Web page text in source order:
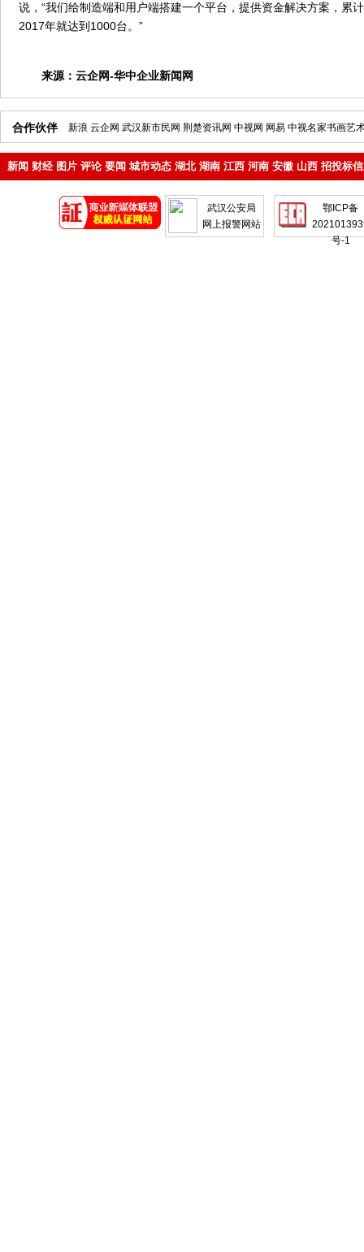
说，“我们给制造端和用户端搭建一个平台，提供资金解决方案，累
2017年就达到1000台。”
来源： 云企网-华中企业新闻网
合作伙伴 新浪 云企网 武汉新市民网 荆楚资讯网 中视网 网易 中视名家书画艺
新闻 财经 图片 评论 要闻 城市动态 湖北 湖南 江西 河南 安徽 山西 招投标
武汉公安局
网上报警网站
鄂ICP备
号-1